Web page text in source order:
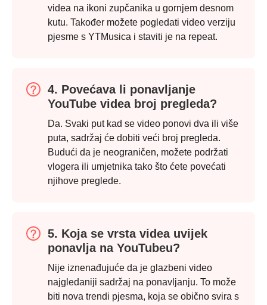
videa na ikoni zupčanika u gornjem desnom
kutu. Također možete pogledati video verziju
pjesme s YTMusica i staviti je na repeat.
4. Povećava li ponavljanje
YouTube videa broj pregleda?
Da. Svaki put kad se video ponovi dva ili više
puta, sadržaj će dobiti veći broj pregleda.
Budući da je neograničen, možete podržati
vlogera ili umjetnika tako što ćete povećati
njihove preglede.
5. Koja se vrsta videa uvijek
ponavlja na YouTubeu?
Nije iznenađujuće da je glazbeni video
najgledaniji sadržaj na ponavljanju. To može
biti nova trendi pjesma, koja se obično svira s